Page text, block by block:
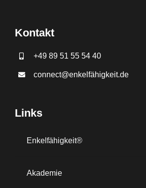
Kontakt
+49 89 51 55 54 40
connect@enkelfähigkeit.de
Links
Enkelfähigkeit®
Akademie